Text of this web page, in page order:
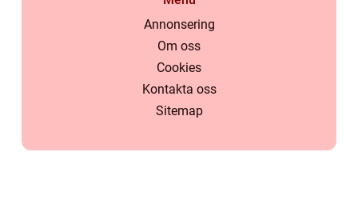
Annonsering
Om oss
Cookies
Kontakta oss
Sitemap